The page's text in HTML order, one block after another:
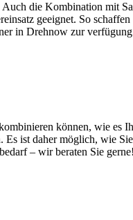
die Kombination mit
geeignet. So
in Drehnow zur
können, wie es
ist daher möglich, wie
– wir beraten Sie